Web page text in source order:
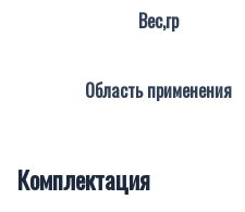
Вес,гр
Область применения
Комплектация